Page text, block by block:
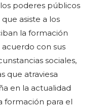
poderes públicos
asiste a los
la formación
con sus
sociales,
que atraviesa
en la actualidad
formación para el